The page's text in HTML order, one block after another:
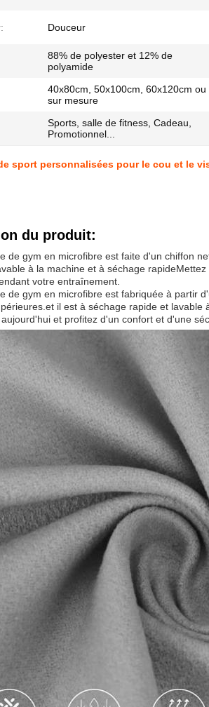
Douceur
88% de polyester et 12% de
polyamide
40x80cm, 50x100cm, 60x120cm ou
sur mesure
Sports, salle de fitness, Cadeau,
Promotionnel...
sport personnalisées pour le cou et le
du produit:
de gym en microfibre est faite d'un chiffon
à la machine et à séchage
votre entraînement.
de gym en microfibre est fabriquée à partir
il est à séchage rapide et
et profitez d'un confort et d'une